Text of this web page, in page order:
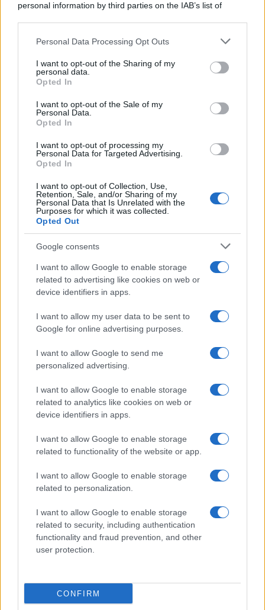
personal information by third parties on the IAB’s list of
This information may also be disclosed by us to third parties
disclose it to other third parties.
Please note that this website/app uses one or more Google
services and may gather and store information including but
not limited to your visit or usage behaviour. You may click to
grant or deny consent to Google and its third-party tags to
consent section.
Personal Data Processing Opt Outs
I want to opt-out of the Sharing of my
personal data.
Opted In
I want to opt-out of the Sale of my
Personal Data.
Opted In
I want to opt-out of processing my
Personal Data for Targeted Advertising.
Opted In
I want to opt-out of Collection, Use,
Retention, Sale, and/or Sharing of my
Personal Data that Is Unrelated with the
Purposes for which it was collected.
Opted Out
Google consents
I want to allow Google to enable storage
related to advertising like cookies on web or
device identifiers in apps.
I want to allow my user data to be sent to
Google for online advertising purposes.
I want to allow Google to send me
personalized advertising.
I want to allow Google to enable storage
related to analytics like cookies on web or
device identifiers in apps.
I want to allow Google to enable storage
related to functionality of the website or app.
I want to allow Google to enable storage
related to personalization.
I want to allow Google to enable storage
related to security, including authentication
functionality and fraud prevention, and other
user protection.
CONFIRM
FRASI
Frasi celebri
Frasi da condividere
Poesie
Frasi dei film
Frasi film più lette
Incipit dei film
Film più cercati
Frasi sul cinema
SERVIZI
Mappa del sito
Cookie Policy
Frasi suddivise per tema
Indice degli autori
Aforismi .meglio.it è l'archivio web dedicato a frasi,
aforismi e citazioni più grande del web (137.901 frasi in
database) • ©2005-2025 • La riproduzione dei testi è
consentita citando la fonte secondo la Licenza
il sito ricava una commissione sugli acquisti idonei. •
Contatti